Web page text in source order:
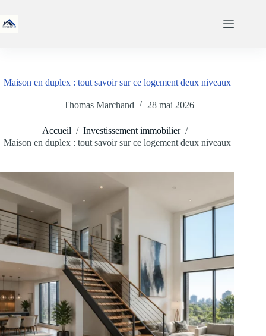
contenu
Maison en duplex : tout savoir sur ce logement deux niveaux
Thomas Marchand 28 mai 2026
Accueil / Investissement immobilier /
Maison en duplex : tout savoir sur ce logement deux niveaux